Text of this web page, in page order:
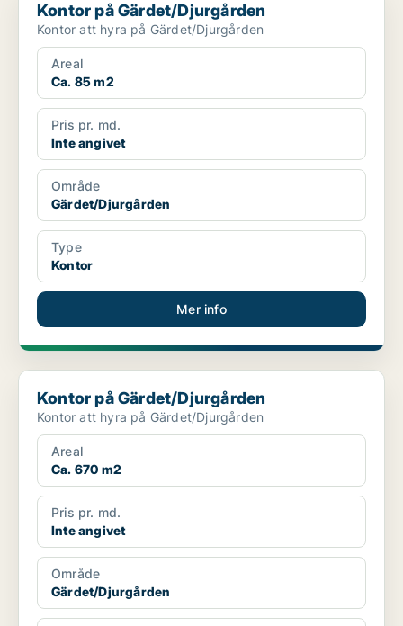
Kontor på Gärdet/Djurgården
Kontor att hyra på Gärdet/Djurgården
Areal
Ca. 85 m2
Pris pr. md.
Inte angivet
Område
Gärdet/Djurgården
Type
Kontor
Mer info
Kontor på Gärdet/Djurgården
Kontor på Gärdet/Djurgården
Kontor att hyra på Gärdet/Djurgården
Areal
Ca. 670 m2
Pris pr. md.
Inte angivet
Område
Gärdet/Djurgården